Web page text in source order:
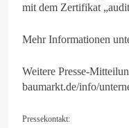
mit dem Zertifikat
Mehr Informationen
Weitere Presse-
baumarkt.de/info/
Pressekontakt: